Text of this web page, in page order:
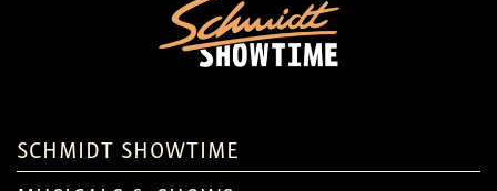
SCHMIDT SHOWTIME